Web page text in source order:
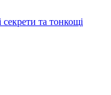
та тонкощі